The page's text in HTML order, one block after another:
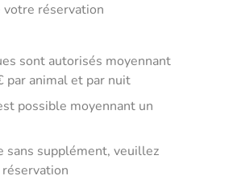
réservation
sont autorisés moyennant
par animal et par nuit
possible moyennant un
sans supplément, veuillez